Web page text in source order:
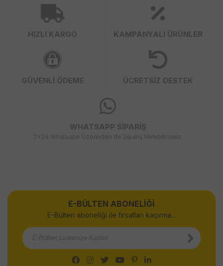
HIZLI KARGO KAMPANYALI ÜRÜNLER
GÜVENLİ ÖDEME ÜCRETSİZ DESTEK
WHATSAPP SİPARİŞ
7x24 Whatsapp Üzerinden de Sipariş Verebilirsiniz.
E-BÜLTEN ABONELİĞİ
E-Bülten aboneliği ile fırsatları kaçırma...